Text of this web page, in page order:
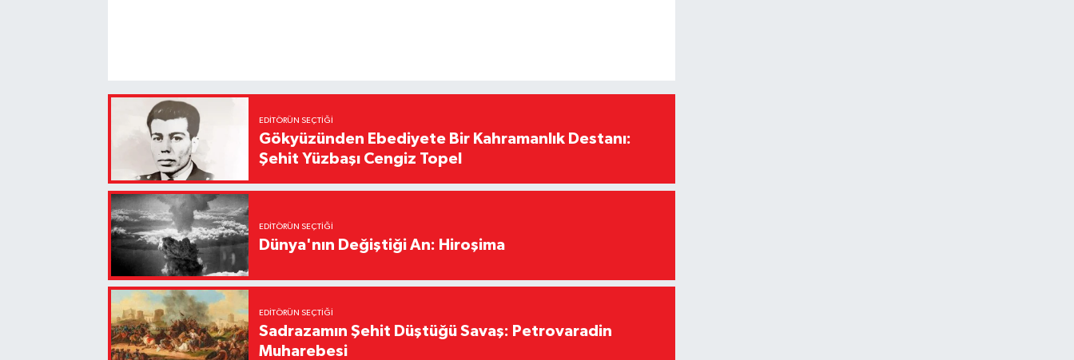
EDITÖRÜN SEÇTIĞI
Gökyüzünden Ebediyete Bir Kahramanlık Destanı:
Şehit Yüzbaşı Cengiz Topel
EDITÖRÜN SEÇTIĞI
Dünya'nın Değiştiği An: Hiroşima
EDITÖRÜN SEÇTIĞI
Sadrazamın Şehit Düştüğü Savaş: Petrovaradin
Muharebesi